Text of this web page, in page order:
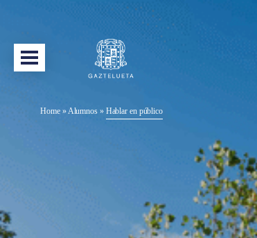
Home»Alumnos» Hablar en público